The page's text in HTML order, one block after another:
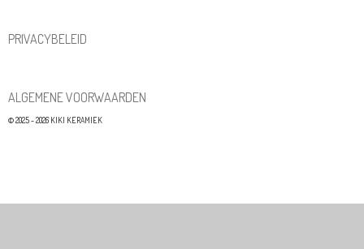
PRIVACYBELEID
ALGEMENE VOORWAARDEN
© 2025 - 2026 KIKI KERAMIEK